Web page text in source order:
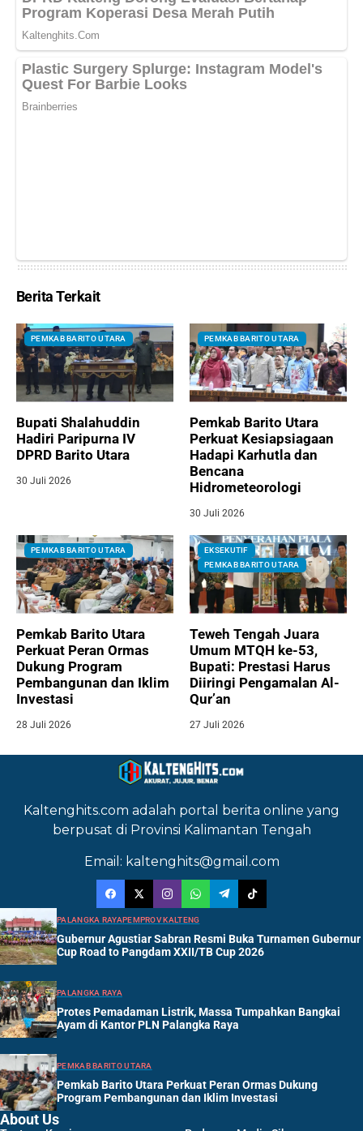
Berita Terkait
PEMKAB BARITO UTARA
Bupati Shalahuddin
Hadiri Paripurna IV
DPRD Barito Utara
30 Juli 2026
PEMKAB BARITO UTARA
Pemkab Barito Utara
Perkuat Kesiapsiagaan
Hadapi Karhutla dan
Bencana
Hidrometeorologi
30 Juli 2026
PEMKAB BARITO UTARA
Pemkab Barito Utara
Perkuat Peran Ormas
Dukung Program
Pembangunan dan Iklim
Investasi
28 Juli 2026
EKSEKUTIF
PEMKAB BARITO UTARA
Teweh Tengah Juara
Umum MTQH ke-53,
Bupati: Prestasi Harus
Diiringi Pengamalan Al-
Qur’an
27 Juli 2026
Kaltenghits.com adalah portal berita online yang
berpusat di Provinsi Kalimantan Tengah
Email: kaltenghits@gmail.com
PALANGKA RAYAPEMPROV KALTENG
Gubernur Agustiar Sabran Resmi Buka Turnamen Gubernur
Cup Road to Pangdam XXII/TB Cup 2026
PALANGKA RAYA
Protes Pemadaman Listrik, Massa Tumpahkan Bangkai
Ayam di Kantor PLN Palangka Raya
PEMKAB BARITO UTARA
Pemkab Barito Utara Perkuat Peran Ormas Dukung
Program Pembangunan dan Iklim Investasi
About Us